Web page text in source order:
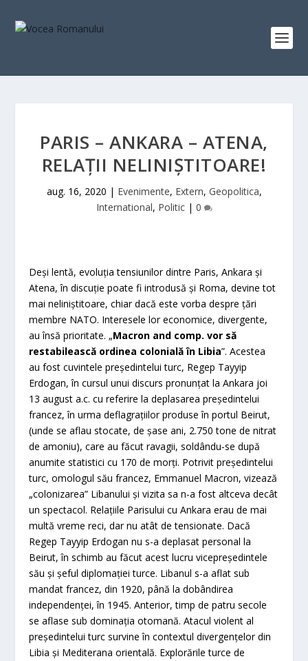
PARIS – ANKARA – ATENA,
RELAŢII NELINIŞTITOARE!
aug. 16, 2020 | Evenimente, Extern, Geopolitica,
International, Politic| 0
Deşi lentă, evoluţia tensiunilor dintre Paris, Ankara şi
Atena, în discuţie poate fi introdusă şi Roma, devine tot
mai neliniştitoare, chiar dacă este vorba despre ţări
membre NATO. Interesele lor economice, divergente,
au însă prioritate. „Macron and comp. vor să
restabilească ordinea colonială în Libia”. Acestea
au fost cuvintele preşedintelui turc, Regep Tayyip
Erdogan, în cursul unui discurs pronunţat la Ankara joi
13 august a.c. cu referire la deplasarea preşedintelui
francez, în urma deflagraţiilor produse în portul Beirut,
(unde se aflau stocate, de şase ani, 2.750 tone de nitrat
de amoniu), care au făcut ravagii, soldându-se după
anumite statistici cu 170 de morţi. Potrivit preşedintelui
turc, omologul său francez, Emmanuel Macron, vizează
„colonizarea” Libanului şi vizita sa n-a fost altceva decât
un spectacol. Relaţiile Parisului cu Ankara erau de mai
multă vreme reci, dar nu atât de tensionate. Dacă
Regep Tayyip Erdogan nu s-a deplasat personal la
Beirut, în schimb au făcut acest lucru vicepreşedintele
său şi şeful diplomaţiei turce. Libanul s-a aflat sub
mandat francez, din 1920, până la dobândirea
independenţei, în 1945. Anterior, timp de patru secole
se aflase sub dominaţia otomană. Atacul violent al
preşedintelui turc survine în contextul divergenţelor din
Libia şi Mediterana orientală. Explorările turce de